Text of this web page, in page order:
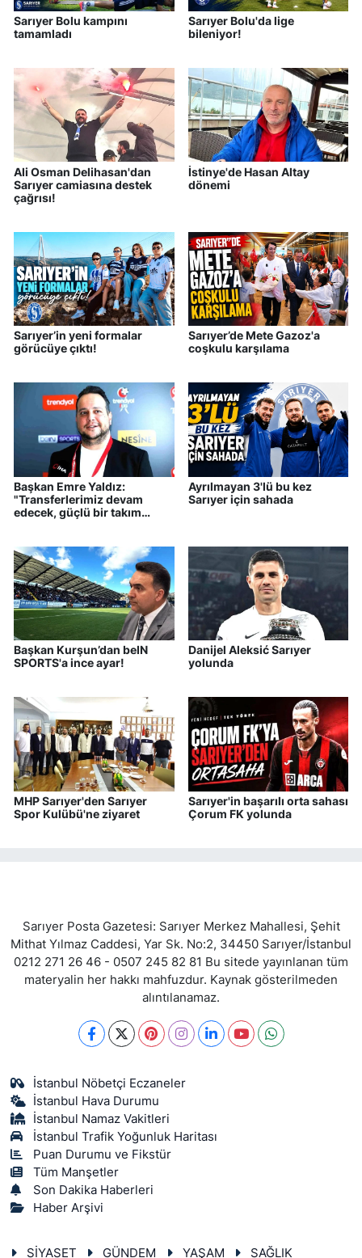
Sarıyer Bolu kampını
tamamladı
Sarıyer Bolu'da lige
bileniyor!
Ali Osman Delihasan'dan
Sarıyer camiasına destek
çağrısı!
İstinye'de Hasan Altay
dönemi
Sarıyer’in yeni formalar
görücüye çıktı!
Sarıyer’de Mete Gazoz'a
coşkulu karşılama
Başkan Emre Yaldız:
"Transferlerimiz devam
edecek, güçlü bir takım
Ayrılmayan 3'lü bu kez
Sarıyer için sahada
Başkan Kurşun’dan beIN
SPORTS'a ince ayar!
Danijel Aleksić Sarıyer
yolunda
MHP Sarıyer'den Sarıyer
Spor Kulübü'ne ziyaret
Sarıyer'in başarılı orta sahası
Çorum FK yolunda
Sarıyer Posta Gazetesi: Sarıyer Merkez Mahallesi, Şehit
Mithat Yılmaz Caddesi, Yar Sk. No:2, 34450 Sarıyer/İstanbul
0212 271 26 46 - 0507 245 82 81 Bu sitede yayınlanan tüm
materyalin her hakkı mahfuzdur. Kaynak gösterilmeden
alıntılanamaz.
İstanbul Nöbetçi Eczaneler
İstanbul Hava Durumu
İstanbul Namaz Vakitleri
İstanbul Trafik Yoğunluk Haritası
Puan Durumu ve Fikstür
Tüm Manşetler
Son Dakika Haberleri
Haber Arşivi
SİYASET GÜNDEM YAŞAM SAĞLIK